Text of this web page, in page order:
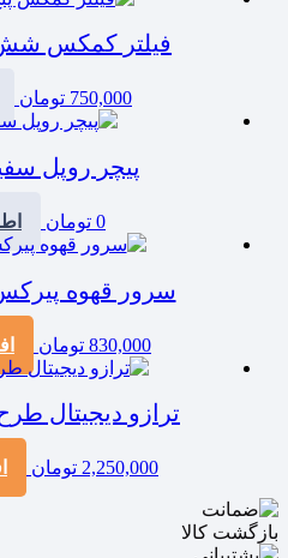
فیلتر کمکس شش
750,000 تومان
پیچر روپل
0 تومان
سرور قهوه
830,000 تومان
ترازو دیجیتال
2,250,000 تومان